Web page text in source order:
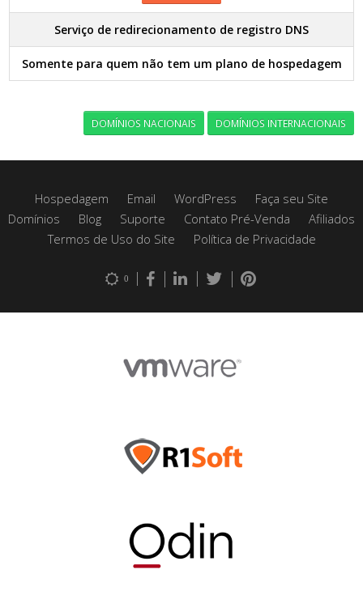
Serviço de redirecionamento de registro DNS
Somente para quem não tem um plano de hospedagem
DOMÍNIOS NACIONAIS DOMÍNIOS INTERNACIONAIS
Hospedagem Email WordPress
Faça seu Site
Domínios
Blog Suporte Contato Pré-Venda
Afiliados
Termos de Uso do Site
Política de Privacidade
0